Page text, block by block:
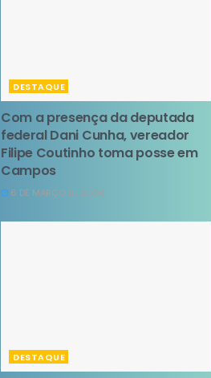
DESTAQUE
Com a presença da deputada
federal Dani Cunha, vereador
Filipe Coutinho toma posse em
Campos
6 DE MARÇO DE 2026
DESTAQUE